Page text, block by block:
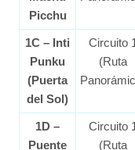
Picchu
1C – Inti
Punku
(Puerta
del Sol)
Circuito 1
(Ruta
1D –
Puente
Circuito 1
(Ruta